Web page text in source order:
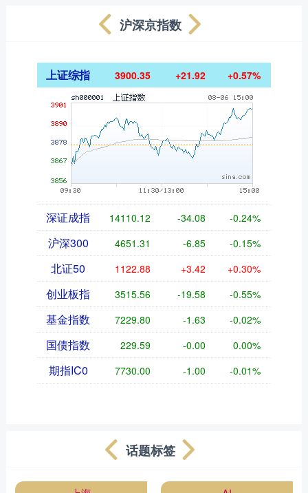
沪深京指数
上证综指 3900.35 +21.92 +0.57%
深证成指 14110.12 -34.08 -0.24%
沪深300 4651.31 -6.85 -0.15%
北证50 1122.88 +3.42 +0.30%
创业板指 3515.56 -19.58 -0.55%
基金指数 7229.80 -1.63 -0.02%
国债指数 229.59 -0.00 0.00%
期指IC0 7730.00 -1.00 -0.01%
话题标签